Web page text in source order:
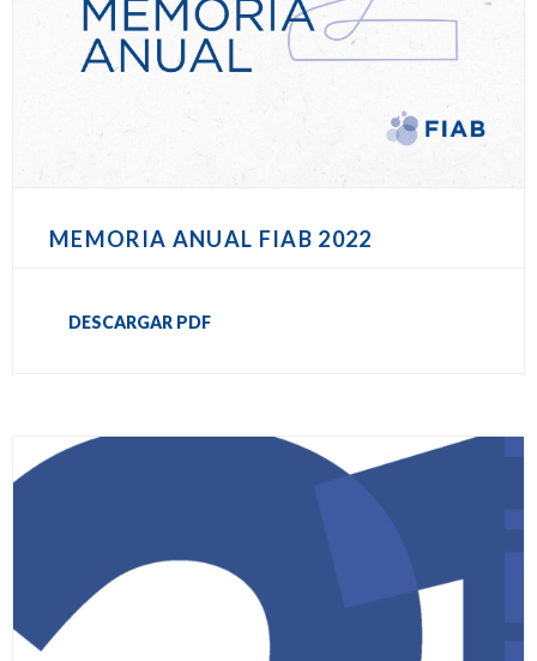
MEMORIA ANUAL FIAB 2022
DESCARGAR PDF